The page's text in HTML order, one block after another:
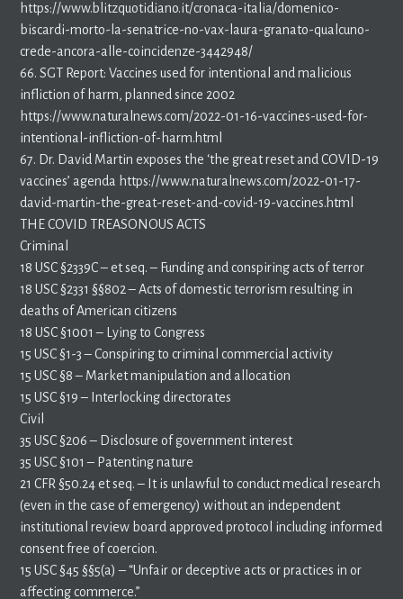
https://www.blitzquotidiano.it/cronaca-italia/domenico-
biscardi-morto-la-senatrice-no-vax-laura-granato-qualcuno-
crede-ancora-alle-coincidenze-3442948/
66. SGT Report: Vaccines used for intentional and malicious
infliction of harm, planned since 2002
https://www.naturalnews.com/2022-01-16-vaccines-used-for-
intentional-infliction-of-harm.html
67. Dr. David Martin exposes the ‘the great reset and COVID-19
vaccines’ agenda https://www.naturalnews.com/2022-01-17-
david-martin-the-great-reset-and-covid-19-vaccines.html
THE COVID TREASONOUS ACTS
Criminal
18 USC §2339C – et seq. – Funding and conspiring acts of terror
18 USC §2331 §§802 – Acts of domestic terrorism resulting in
deaths of American citizens
18 USC §1001 – Lying to Congress
15 USC §1-3 – Conspiring to criminal commercial activity
15 USC §8 – Market manipulation and allocation
15 USC §19 – Interlocking directorates
Civil
35 USC §206 – Disclosure of government interest
35 USC §101 – Patenting nature
21 CFR §50.24 et seq. – It is unlawful to conduct medical research
(even in the case of emergency) without an independent
institutional review board approved protocol including informed
consent free of coercion.
15 USC §45 §§5(a) – “Unfair or deceptive acts or practices in or
affecting commerce.”